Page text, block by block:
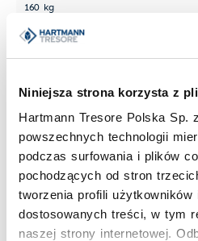
Niniejsza strona korzysta z
Hartmann Tresore Polska
powszechnych technologii
podczas surfowania i plików
pochodzących od stron
tworzenia profili użytkowników
dostosowanych treści, w tym
naszej strony internetowej.
160 kg
0
Limit wartości chronionej w domu
do 40.000 €